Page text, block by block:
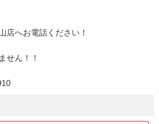
店へお電話ください！
せん！！